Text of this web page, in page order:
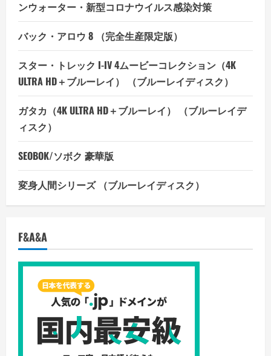
ンウォーター・新型コロナウイルス感染対策
バック・アロウ 8 （完全生産限定版）
スター・トレック I-IV 4ムービーコレクション（4K
ULTRA HD＋ブルーレイ） （ブルーレイディスク）
ガタカ（4K ULTRA HD＋ブルーレイ） （ブルーレイデ
ィスク）
SEOBOK/ソボク 豪華版
変身人間シリーズ （ブルーレイディスク）
F&A&A